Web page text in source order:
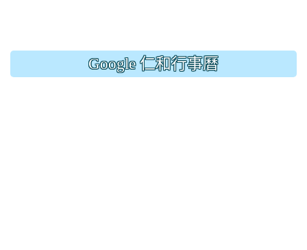
Google 仁和行事曆